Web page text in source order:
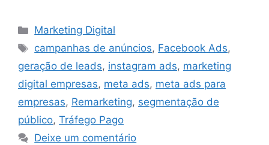
Categorias
Marketing Digital
Tags
campanhas de anúncios, Facebook Ads,
geração de leads, instagram ads, marketing
digital empresas, meta ads, meta ads para
empresas, Remarketing, segmentação de
público, Tráfego Pago
Deixe um comentário